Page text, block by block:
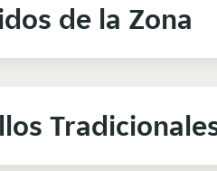
de la Zona